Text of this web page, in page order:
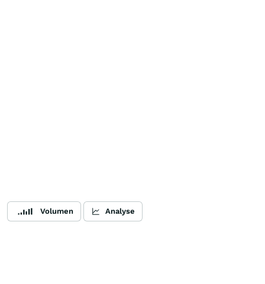
Volumen Analyse